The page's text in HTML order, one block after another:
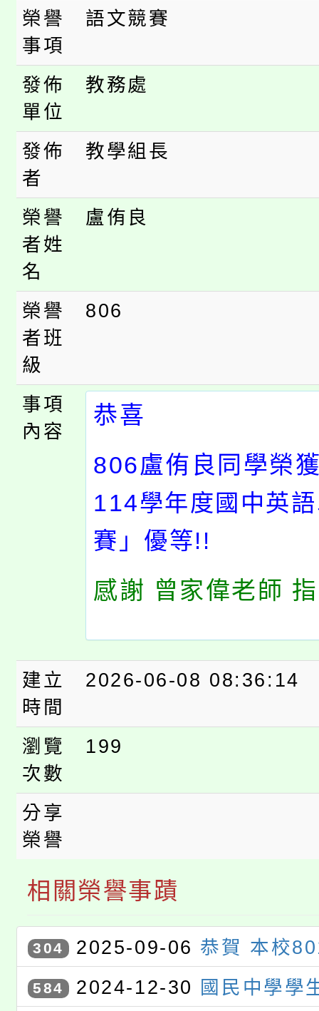
開!
115年桃園市運動會8/
田徑場及游泳池舉行。
桃園市低收入戶享有免
視費優惠，中低收入戶
半價優惠，詳情可洽有
大園自造教育及科技中
份教師增能研習
大溪自造教育及科技中
會
115年食農教育專業人
程
榮譽
事項
語文競賽
發佈
單位
教務處
發佈
者
教學組長
榮譽
者姓
名
盧侑良
榮譽
者班
級
806
事項
內容
恭喜
806盧侑良同學榮
114學年度國中英
賽」優等!!
感謝 曾家偉老師
建立
時間
2026-06-08 08:36:14
瀏覽
次數
199
分享
榮譽
相關榮譽事蹟
304 2025-09-06 恭賀 本校
學 參加 桃園市語文競賽榮獲
榮！
584 2024-12-30 國民中學學